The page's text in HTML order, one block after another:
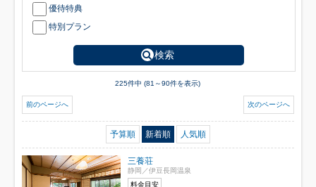
優待特典
特別プラン
検索
225件中 (81～90件を表示)
前のページへ 次のページへ
予算順 新着順 人気順
三養荘
静岡／伊豆長岡温泉
料金目安